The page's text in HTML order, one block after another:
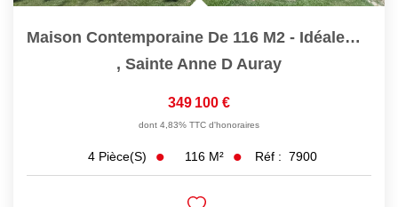
Maison Contemporaine De 116 M2 - Idéalement Située. Terrain...
, Sainte Anne D Auray
349 100 €
dont 4,83% TTC d'honoraires
4 Pièce(s) 116 M² Réf : 7900